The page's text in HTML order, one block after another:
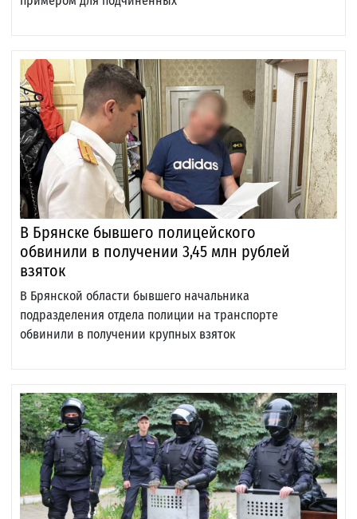
В Брянске бывшего полицейского
обвинили в получении 3,45 млн рублей
взяток
В Брянской области бывшего начальника
подразделения отдела полиции на транспорте
обвинили в получении крупных взяток